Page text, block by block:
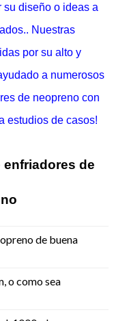
su diseño o ideas a
Nuestras
por su alto y
a numerosos
de neopreno con
estudios de casos!
de
de buena
o como sea